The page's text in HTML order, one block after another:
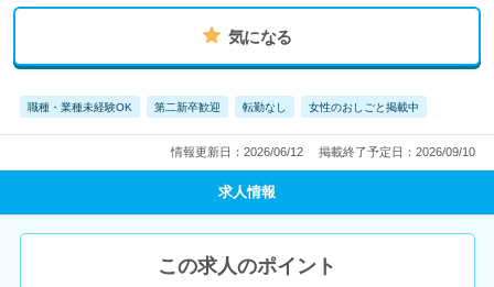
気になる
職種・業種未経験OK 第二新卒歓迎 転勤なし 女性のおしごと掲載中
情報更新日：2026/06/12 掲載終了予定日：2026/09/10
求人情報
この求人のポイント